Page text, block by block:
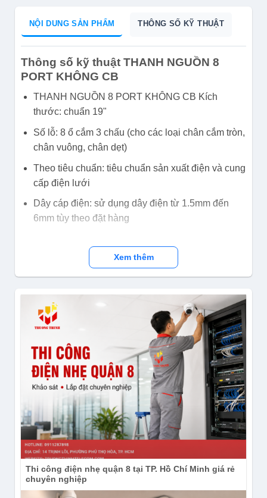
NỘI DUNG SẢN PHẨM THÔNG SỐ KỸ THUẬT
Thông số kỹ thuật THANH NGUỒN 8
PORT KHÔNG CB
THANH NGUỒN 8 PORT KHÔNG CB Kích
thước: chuẩn 19"
Số lỗ: 8 ổ cắm 3 chấu (cho các loại chân cắm tròn,
chân vuông, chân dẹt)
Theo tiêu chuẩn: tiêu chuẩn sản xuất điện và cung
cấp điện lưới
Dây cáp điện: sử dụng dây điện từ 1.5mm đến
6mm tùy theo đặt hàng
Xem thêm
Thi công điện nhẹ quận 8 tại TP. Hồ Chí Minh giá rẻ
chuyên nghiệp